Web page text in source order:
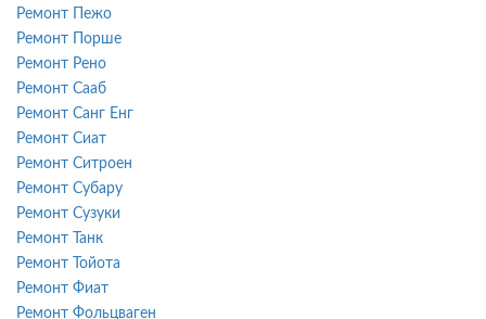
Ремонт Пежо
Ремонт Порше
Ремонт Рено
Ремонт Сааб
Ремонт Санг Енг
Ремонт Сиат
Ремонт Ситроен
Ремонт Субару
Ремонт Сузуки
Ремонт Танк
Ремонт Тойота
Ремонт Фиат
Ремонт Фольцваген